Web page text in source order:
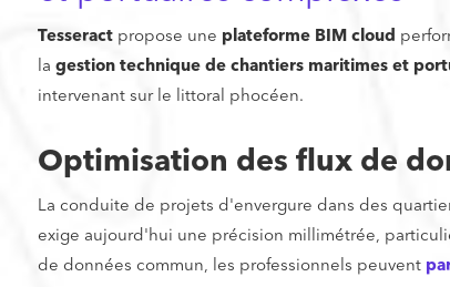
Tesseractpropose une plateforme BIM cloud
lagestion technique de chantiers maritimes et
intervenant sur le littoral phocéen.
Optimisation des flux de
La conduite de projets d'envergure dans des
exige aujourd'hui une précision millimétrée,
de données commun, les professionnels peuvent